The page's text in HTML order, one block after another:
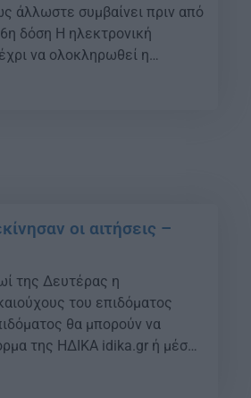
άλλωστε συμβαίνει πριν από
δόση Η ηλεκτρονική
να ολοκληρωθεί η
δόσης. Μετά την
πλατφόρμα […]
οι αιτήσεις –
της Δευτέρας η
του επιδόματος
θα μπορούν να
της ΗΔΙΚΑ idika.gr ή μέσω
των προσωπικών
Το δικαιούμενο ποσό